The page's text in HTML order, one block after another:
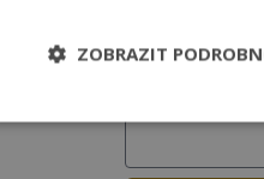
číselný kód, který
ve tvaru "CTU
ZOBRAZIT